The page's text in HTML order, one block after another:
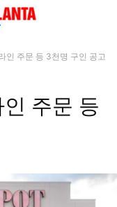
인 주문 등 3천명 구인 공고
주문 등